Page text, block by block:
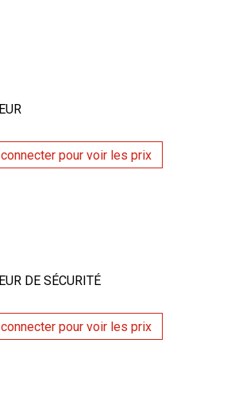
pour voir les prix
DE SÉCURITÉ
pour voir les prix